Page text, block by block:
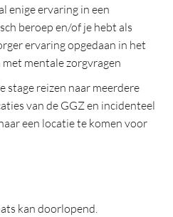
enige ervaring in een
beroep en/of je hebt als
ervaring opgedaan in het
mentale zorgvragen
stage reizen naar meerdere
van de GGZ en incidenteel
een locatie te komen voor
kan doorlopend.